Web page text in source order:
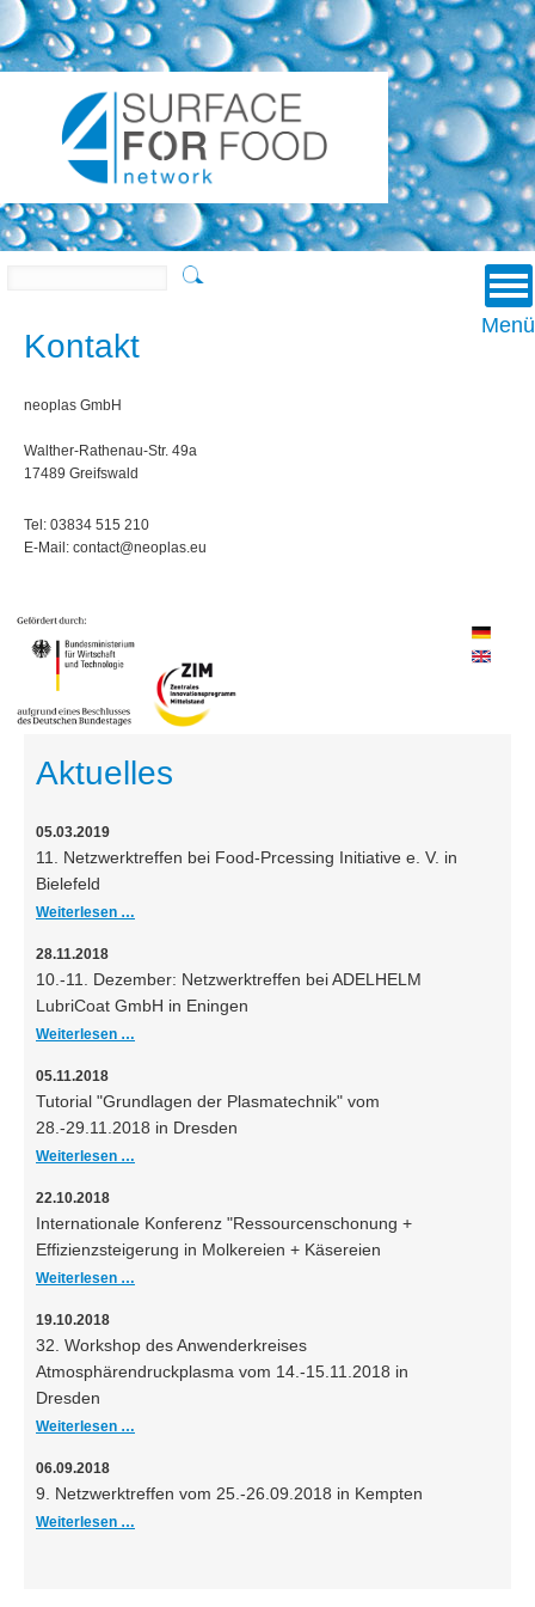
Menü
Suchen
Kontakt
neoplas GmbH
Walther-Rathenau-Str. 49a
17489 Greifswald
Tel: 03834 515 210
E-Mail: contact@neoplas.eu
Aktuelles
05.03.2019
11. Netzwerktreffen bei Food-Prcessing Initiative e. V. in
Bielefeld
Weiterlesen …
28.11.2018
10.-11. Dezember: Netzwerktreffen bei ADELHELM
LubriCoat GmbH in Eningen
Weiterlesen …
05.11.2018
Tutorial "Grundlagen der Plasmatechnik" vom
28.-29.11.2018 in Dresden
Weiterlesen …
22.10.2018
Internationale Konferenz "Ressourcenschonung +
Effizienzsteigerung in Molkereien + Käsereien
Weiterlesen …
19.10.2018
32. Workshop des Anwenderkreises
Atmosphärendruckplasma vom 14.-15.11.2018 in
Dresden
Weiterlesen …
06.09.2018
9. Netzwerktreffen vom 25.-26.09.2018 in Kempten
Weiterlesen …